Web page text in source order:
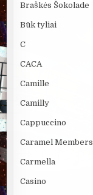
Braškės Šokolade
Būk tyliai
C
CACA
Camille
Camilly
Cappuccino
Caramel Members
Carmella
Casino